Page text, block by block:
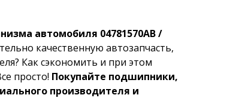
автомобиля 04781570AB /
качественную автозапчасть,
Как сэкономить и при этом
просто! Покупайте подшипники,
производителя и